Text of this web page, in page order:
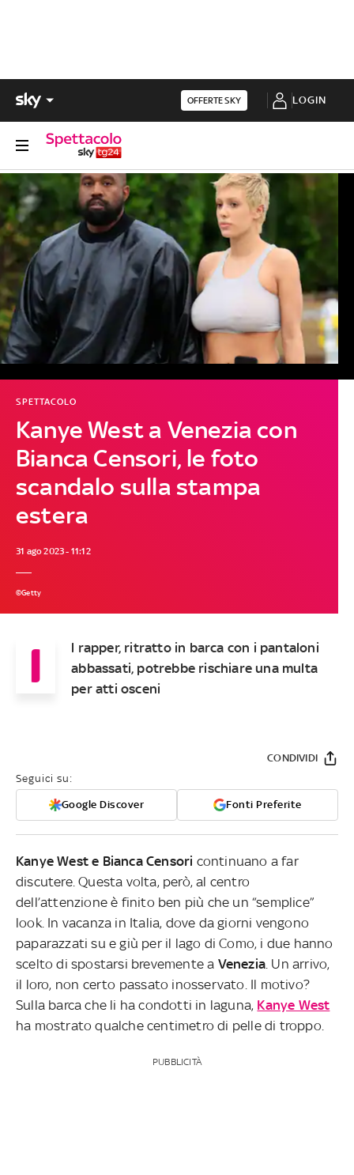
OFFERTE SKY LOGIN
Kanye West a Venezia con
Bianca Censori, le foto
scandalo sulla stampa
estera
SPETTACOLO
31 ago 2023 - 11:12
©Getty
I
l rapper, ritratto in barca con i pantaloni
abbassati, potrebbe rischiare una multa
per atti osceni
Seguici su:
Google Discover Fonti Preferite
CONDIVIDI
Kanye West e Bianca Censori continuano a far
discutere. Questa volta, però, al centro
dell’attenzione è finito ben più che un “semplice”
look. In vacanza in Italia, dove da giorni vengono
paparazzati su e giù per il lago di Como, i due hanno
scelto di spostarsi brevemente a Venezia . Un arrivo,
il loro, non certo passato inosservato. Il motivo?
Sulla barca che li ha condotti in laguna, Kanye West
ha mostrato qualche centimetro di pelle di troppo.
PUBBLICITÀ